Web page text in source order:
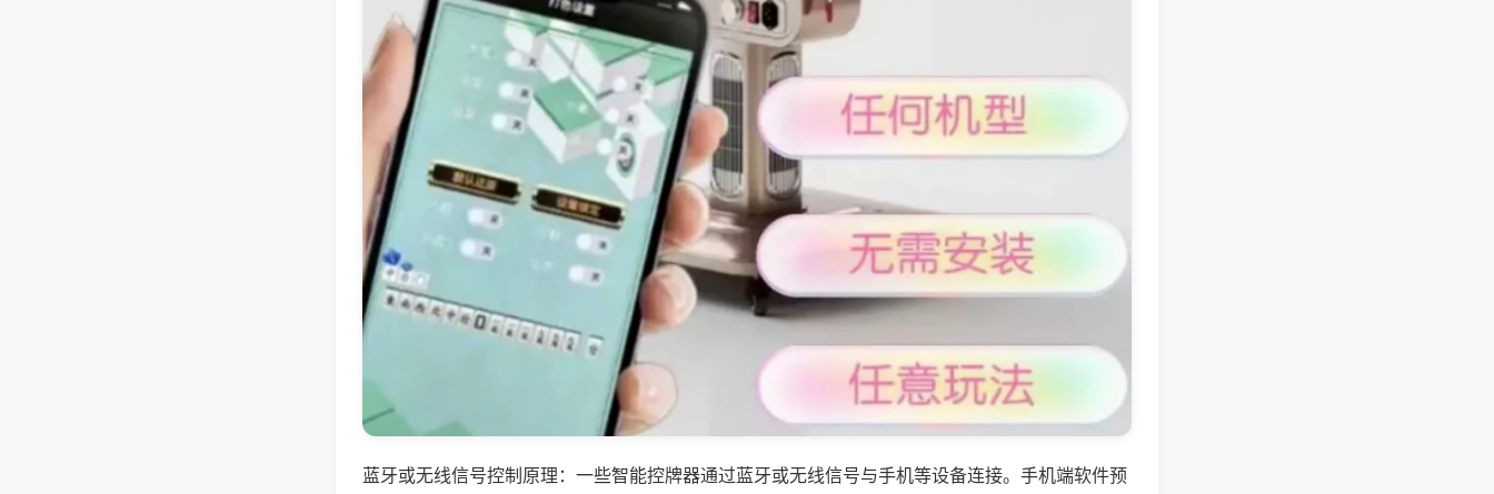
蓝牙或无线信号控制原理：一些智能控牌器通过蓝牙或无线信号与手机等设备连接。手机端软件预